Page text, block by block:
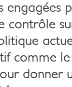
engagées
comme
donner